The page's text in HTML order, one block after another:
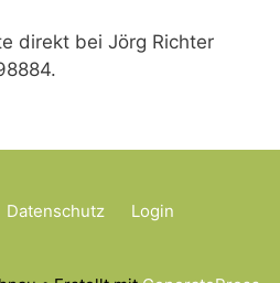
direkt bei Jörg Richter
Datenschutz Login